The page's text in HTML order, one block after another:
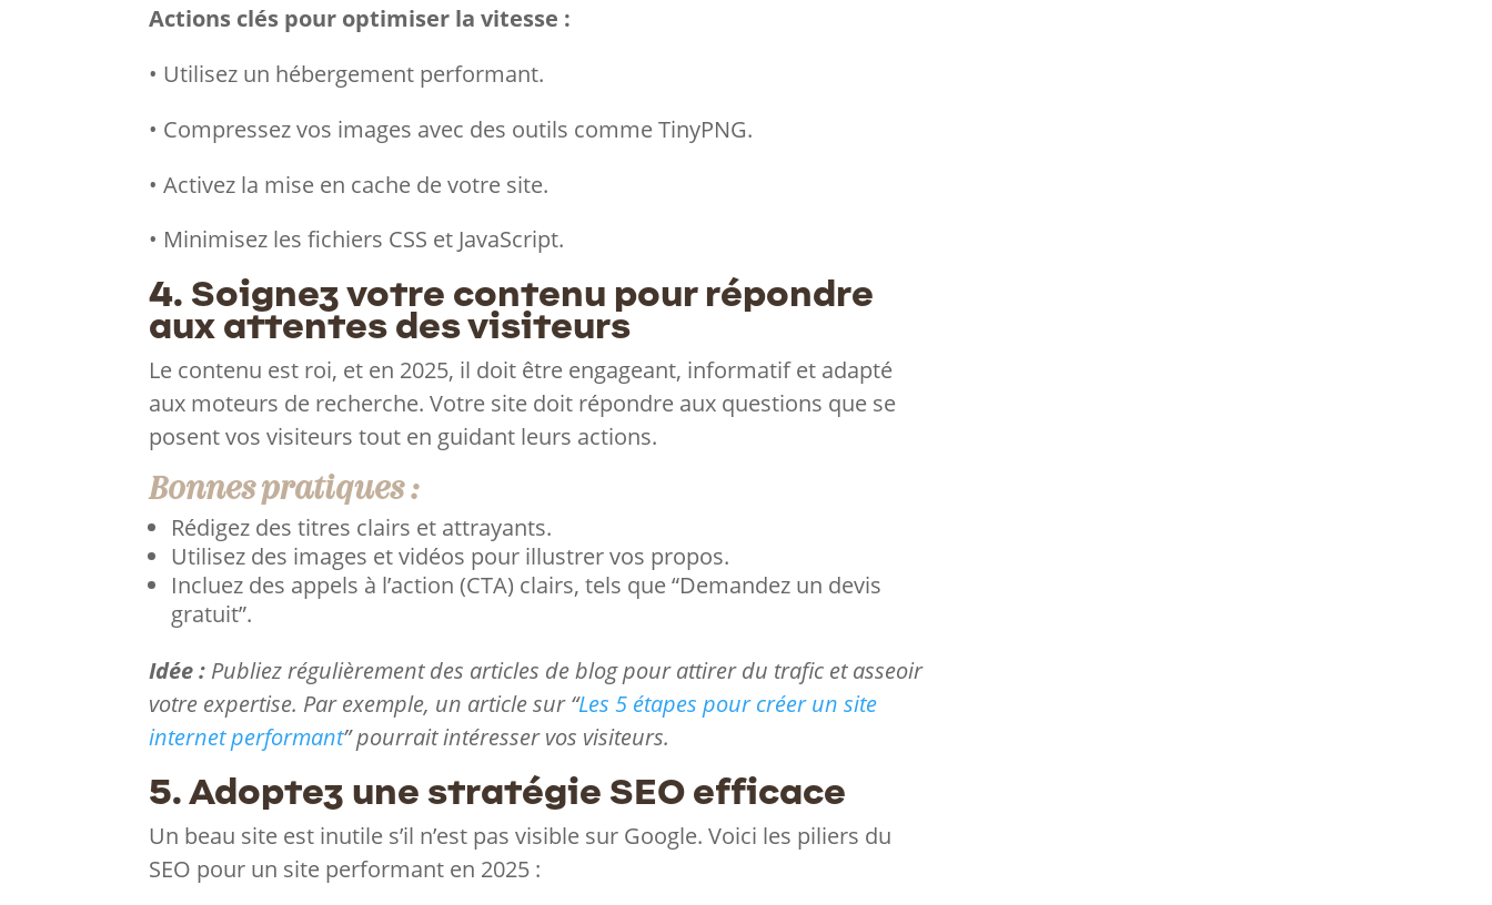
Actions clés pour optimiser la vitesse :
• Utilisez un hébergement performant.
• Compressez vos images avec des outils comme TinyPNG.
• Activez la mise en cache de votre site.
• Minimisez les fichiers CSS et JavaScript.
4. Soignez votre contenu pour répondre
aux attentes des visiteurs
Le contenu est roi, et en 2025, il doit être engageant, informatif et adapté
aux moteurs de recherche. Votre site doit répondre aux questions que se
posent vos visiteurs tout en guidant leurs actions.
Bonnes pratiques :
Rédigez des titres clairs et attrayants.
Utilisez des images et vidéos pour illustrer vos propos.
Incluez des appels à l’action (CTA) clairs, tels que “Demandez un devis
gratuit”.
Idée : Publiez régulièrement des articles de blog pour attirer du trafic et asseoir
votre expertise. Par exemple, un article sur “Les 5 étapes pour créer un site
internet performant” pourrait intéresser vos visiteurs.
5. Adoptez une stratégie SEO efficace
Un beau site est inutile s’il n’est pas visible sur Google. Voici les piliers du
SEO pour un site performant en 2025 :